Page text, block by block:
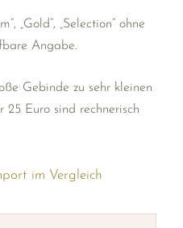
„Gold“, „Selection“ ohne
Angabe.
Gebinde zu sehr kleinen
25 Euro sind rechnerisch
im Vergleich